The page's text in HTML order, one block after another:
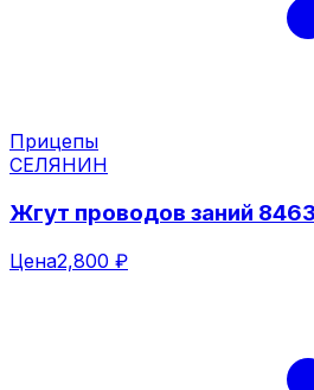
Прицепы
СЕЛЯНИН
Жгут проводов заний
Цена2,800 ₽